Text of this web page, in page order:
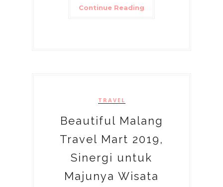
Continue Reading
TRAVEL
Beautiful Malang
Travel Mart 2019,
Sinergi untuk
Majunya Wisata